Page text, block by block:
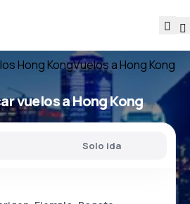
Hong KongVuelos a Hong Kong
vuelos a Hong Kong
Solo ida